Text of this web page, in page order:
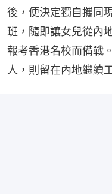
後，便決定獨自攜同
班，隨即讓女兒從內
報考香港名校而備戰
人，則留在內地繼續